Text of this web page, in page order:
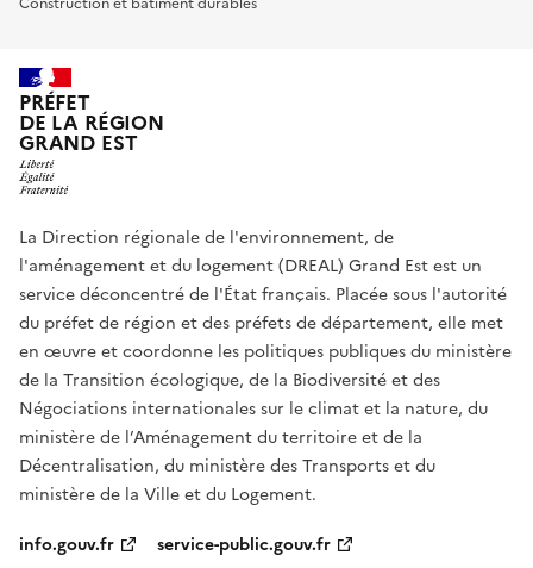
PRÉFET
DE LA RÉGION
GRAND EST
La Direction régionale de l'environnement, de
l'aménagement et du logement (DREAL) Grand Est est un
service déconcentré de l'État français. Placée sous l'autorité
du préfet de région et des préfets de département, elle met
en œuvre et coordonne les politiques publiques du ministère
de la Transition écologique, de la Biodiversité et des
Négociations internationales sur le climat et la nature, du
ministère de l’Aménagement du territoire et de la
Décentralisation, du ministère des Transports et du
ministère de la Ville et du Logement.
info.gouv.fr
service-public.gouv.fr